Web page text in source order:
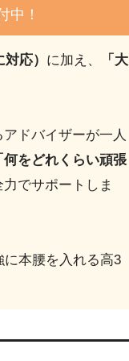
中！
応） に加え、
「大
ドバイザーが一人
何をどれくらい頑張
でサポートしま
本腰を入れる高3